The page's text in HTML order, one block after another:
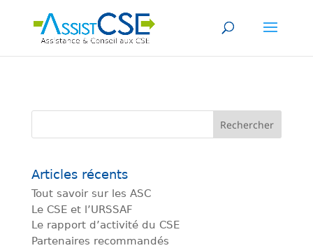
Articles récents
Tout savoir sur les ASC
Le CSE et l’URSSAF
Le rapport d’activité du CSE
Partenaires recommandés